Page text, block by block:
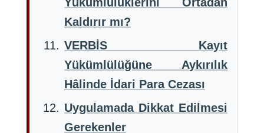
Kaldırır mı?
VERBİS Kayıt
Yükümlülüğüne Aykırılık
Hâlinde İdari Para Cezası
Uygulamada Dikkat Edilmesi
Gerekenler